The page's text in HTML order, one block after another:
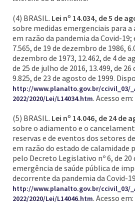
(4) BRASIL. Lei nº 14.034, de 5 de
sobre medidas emergenciais para
em razão da pandemia da Covid-19;
7.565, de 19 de dezembro de 1986,
dezembro de 1973, 12.462, de 4 de
de 25 de julho de 2016, 13.499, de
9.825, de 23 de agosto de 1999.
http://www.planalto.gov.br/ccivil_03/
2022/2020/Lei/L14034.htm. Acesso
(5) BRASIL. Lei nº 14.046, de 24 de
sobre o adiamento e o
reservas e de eventos dos setores
em razão do estado de calamidade
pelo Decreto Legislativo nº 6, de 20
emergência de saúde pública de
decorrente da pandemia da Covid-
http://www.planalto.gov.br/ccivil_03/
2022/2020/Lei/L14046.htm. Acesso